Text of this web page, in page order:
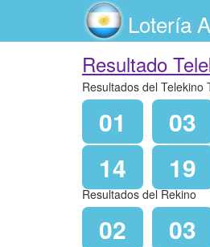
Lotería
Resultado
Resultados del Telekino
01 03
14
19
Resultados del Rekino
02 03